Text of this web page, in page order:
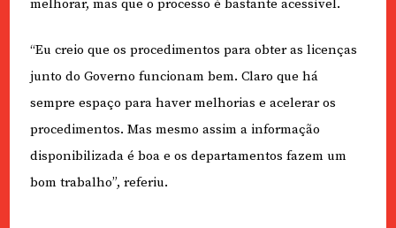
melhorar, mas que o processo é bastante acessível.
“Eu creio que os procedimentos para obter as licenças
junto do Governo funcionam bem. Claro que há
sempre espaço para haver melhorias e acelerar os
procedimentos. Mas mesmo assim a informação
disponibilizada é boa e os departamentos fazem um
bom trabalho”, referiu.